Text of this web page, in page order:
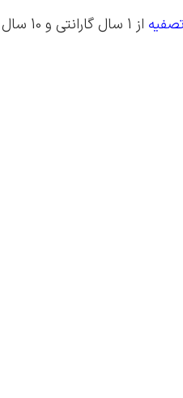
از 1 سال گارانتی و 10 سال خدمات پس از فروش نیز برخوردار شوید.